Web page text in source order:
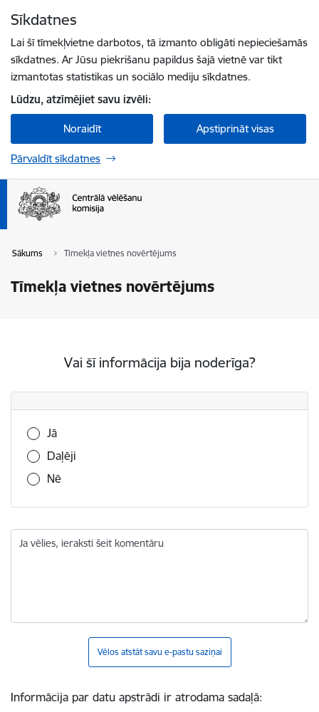
Sīkdatnes
Lai šī tīmekļvietne darbotos, tā izmanto obligāti nepieciešamās
sīkdatnes. Ar Jūsu piekrišanu papildus šajā vietnē var tikt
izmantotas statistikas un sociālo mediju sīkdatnes.
Lūdzu, atzīmējiet savu izvēli:
Noraidīt Apstiprināt visas
Pārvaldīt sīkdatnes
Sākums Tīmekļa vietnes novērtējums
Tīmekļa vietnes novērtējums
Vai šī informācija bija noderīga?
Vai šī informācija bija noderīga?
Jā
Daļēji
Nē
Ja vēlies, ieraksti šeit komentāru
Vēlos atstāt savu e-pastu saziņai
Informācija par datu apstrādi ir atrodama sadaļā: